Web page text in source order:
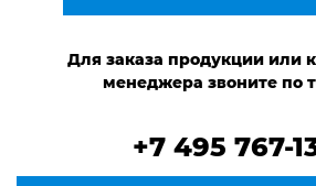
Для заказа продукции или
менеджера звоните по
+7 495 767-